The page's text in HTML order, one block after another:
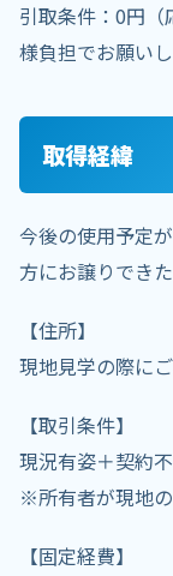
引取条件：0円
様負担でお願いし
取得経緯
今後の使用予定
方にお譲りでき
【住所】
現地見学の際にご
【取引条件】
現況有姿＋契約
※所有者が現地
【固定経費】